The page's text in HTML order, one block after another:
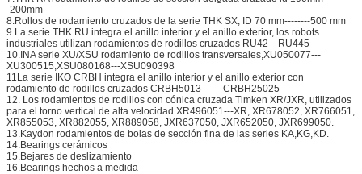
-200mm
8.Rollos de rodamiento cruzados de la serie THK SX, ID 70 mm--------500 mm
9.La serie THK RU integra el anillo interior y el anillo exterior, los robots
industriales utilizan rodamientos de rodillos cruzados RU42---RU445
10.INA serie XU/XSU rodamiento de rodillos transversales,XU050077---
XU300515,XSU080168---XSU090398
11La serie IKO CRBH integra el anillo interior y el anillo exterior con
rodamiento de rodillos cruzados CRBH5013------ CRBH25025
12. Los rodamientos de rodillos con cónica cruzada Timken XR/JXR, utilizados
para el torno vertical de alta velocidad XR496051---XR, XR678052, XR766051,
XR855053, XR882055, XR889058, JXR637050, JXR652050, JXR699050.
13.Kaydon rodamientos de bolas de sección fina de las series KA,KG,KD.
14.Bearings cerámicos
15.Bejares de deslizamiento
16.Bearings hechos a medida